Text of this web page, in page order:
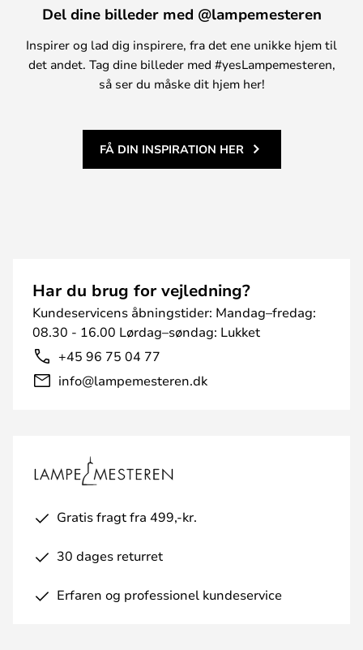
Del dine billeder med @lampemesteren
Inspirer og lad dig inspirere, fra det ene unikke hjem til
det andet. Tag dine billeder med #yesLampemesteren,
så ser du måske dit hjem her!
FÅ DIN INSPIRATION HER
Har du brug for vejledning?
Kundeservicens åbningstider: Mandag–fredag:
08.30 - 16.00 Lørdag–søndag: Lukket
+45 96 75 04 77
info@lampemesteren.dk
Gratis fragt fra 499,-kr.
30 dages returret
Erfaren og professionel kundeservice